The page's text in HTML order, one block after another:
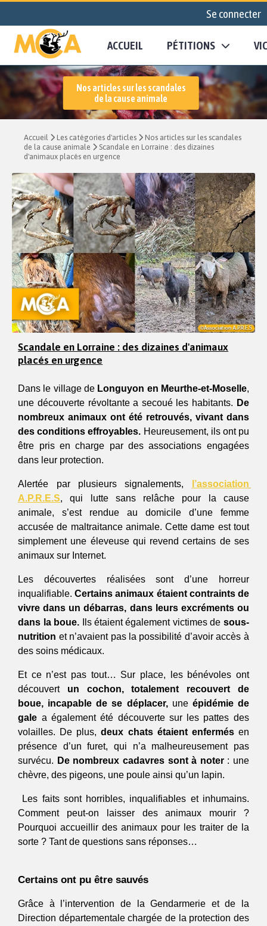
Se connecter
ACCUEIL PÉTITIONS
Nos articles sur les scandales
de la cause animale
Accueil Les catégories d'articles
Nos articles sur les scandales
de la cause animale
Scandale en Lorraine : des dizaines
d'animaux placés en urgence
Scandale en Lorraine : des dizaines d'animaux
placés en urgence
Dans le village de Longuyon en Meurthe-et-Moselle,
une découverte révoltante a secoué les habitants. De
nombreux animaux ont été retrouvés, vivant dans
des conditions effroyables. Heureusement, ils ont pu
être pris en charge par des associations engagées
dans leur protection.
Alertée par plusieurs signalements,
l’association
A.P.R.E.S, qui lutte sans relâche pour la cause
animale, s’est rendue au domicile d’une femme
accusée de maltraitance animale. Cette dame est tout
simplement une éleveuse qui revend certains de ses
animaux sur Internet.
Les découvertes réalisées sont d’une horreur
inqualifiable. Certains animaux étaient contraints de
vivre dans un débarras, dans leurs excréments ou
dans la boue. Ils étaient également victimes de sous-
nutrition et n’avaient pas la possibilité d’avoir accès à
des soins médicaux.
Et ce n’est pas tout… Sur place, les bénévoles ont
découvert un cochon, totalement recouvert de
boue, incapable de se déplacer, une épidémie de
gale a également été découverte sur les pattes des
volailles. De plus, deux chats étaient enfermés en
présence d’un furet, qui n’a malheureusement pas
survécu. De nombreux cadavres sont à noter : une
chèvre, des pigeons, une poule ainsi qu’un lapin.
Les faits sont horribles, inqualifiables et inhumains.
Comment peut-on laisser des animaux mourir ?
Pourquoi accueillir des animaux pour les traiter de la
sorte ? Tant de questions sans réponses…
Certains ont pu être sauvés
Grâce à l’intervention de la Gendarmerie et de la
Direction départementale chargée de la protection des